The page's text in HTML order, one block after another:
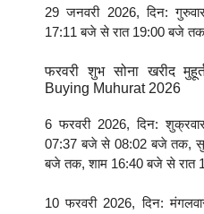
29 जनवरी 2026, दिन:
17:11 बजे से रात 19:00 बजे
फरवरी शुभ सोना खरीद
Buying Muhurat 2026
6 फरवरी 2026, दिन:
07:37 बजे से 08:02 बजे तक,
बजे तक, शाम 16:40 बजे से रात
10 फरवरी 2026, दिन: